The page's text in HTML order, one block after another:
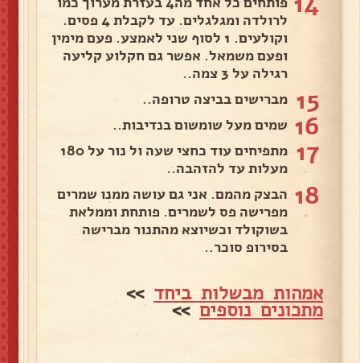
לרולדה ומגלגלים. עד לקבלת 4 פסים.
וקולעים. 1 לסוף שני לאמצע. פעם מימין
ופעם משמאל. אפשר גם חקלוע קליעה
רגילה על 3 צמה..
15 מברישים בביצה טרופה..
16 שמים מעל שומשום בנדיבות..
17
מתפיחים עוד כחצי שעה ול נור על 180
מעלות עד להזהבה..
18 הבצק מהמם. אני גם עושה ממנו שמרים
מפרישה פס לשמרים. פותחת וממלאת
בשוקולד וכשיוצא מהתנור מברישה
בסירופ סוכר..
אמהות מבשלות ביחד >>
מתכונים נוספים>>